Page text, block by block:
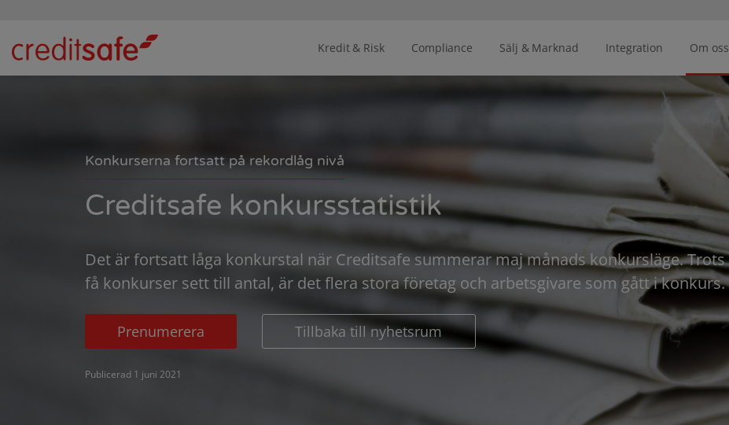
Kredit & Risk Compliance Sälj & Marknad Integration Om oss
Konkurserna fortsatt på rekordlåg nivå
Creditsafe konkursstatistik
Det är fortsatt låga konkurstal när Creditsafe summerar maj månads konkursläge. Trots
få konkurser sett till antal, är det flera stora företag och arbetsgivare som gått i konkurs.
Prenumerera Tillbaka till nyhetsrum
Publicerad 1 juni 2021